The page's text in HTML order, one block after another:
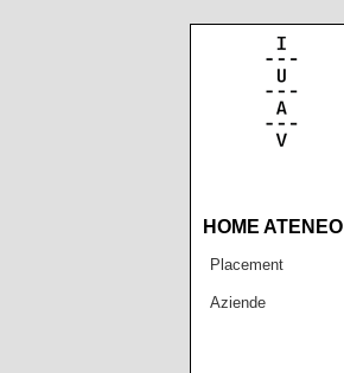
HOME ATENEO
Placement
Aziende